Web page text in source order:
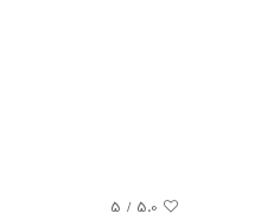
5.0
/ 5